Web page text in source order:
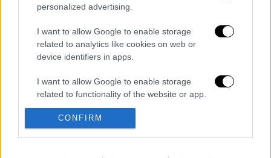
personalized advertising.
I want to allow Google to enable storage
related to analytics like cookies on web or
device identifiers in apps.
I want to allow Google to enable storage
related to functionality of the website or app.
I want to allow Google to enable storage
related to personalization.
CONFIRM
Επιστήμονες ανακάλυψαν τον τέταρτο
κόσμο
Μουντιάλ 2026: «Θα ανατινάξω τον Μέσι με
κατάστημα και ρώτησε πόσο «κοστίζει»
Marfin: «Δεν έχω καμία σχέση με την